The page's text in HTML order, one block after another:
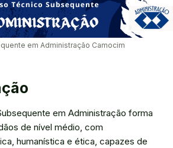
em Administração Camocim
em Administração forma
de nível médio, com
humanística e ética, capazes de